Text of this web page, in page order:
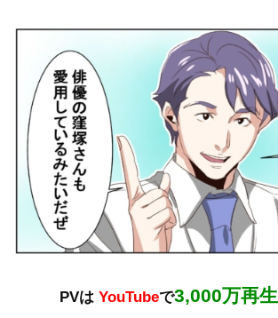
PVは YouTubeで3,000万再生